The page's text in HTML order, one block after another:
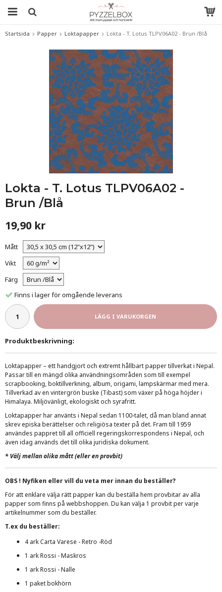
Startsida Papper Loktapapper Lokta - T. Lotus TLPV06A02 - Brun /Blå
Lokta - T. Lotus TLPV06A02 -
Brun /Blå
19,90 kr
Mått
Vikt
Färg
Finns i lager för omgående leverans
LÄGG I VARUKORGEN
Produktbeskrivning:
Loktapapper – ett handgjort och extremt hållbart papper tillverkat i Nepal.
Passar till en mängd olika användningsområden som till exempel
scrapbooking, boktillverkning, album, origami, lampskärmar med mera.
Tillverkad av en vintergrön buske (Tibast) som växer på höga höjder i
Himalaya. Miljövänligt, ekologiskt och syrafritt.
Loktapapper har använts i Nepal sedan 1100-talet, då man bland annat
skrev episka berättelser och religiösa texter på det. Fram till 1959
användes pappret till all officiell regeringskorrespondens i Nepal, och
även idag används det till olika juridiska dokument.
* Välj mellan olika mått (eller en provbit)
OBS ! Nyfiken eller vill du veta mer innan du beställer?
För att enklare välja rätt papper kan du beställa hem provbitar av alla
papper som finns på webbshoppen. Du kan välja 1 provbit per varje
artikelnummer som du beställer.
T.ex du beställer:
4 ark Carta Varese - Retro -Röd
1 ark Rossi - Maskros
1 ark Rossi - Nalle
1 paket bokhörn